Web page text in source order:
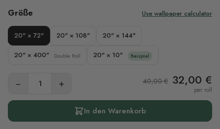
Größe Use wallpaper calculator
20" × 72" 20" × 108" 20" × 144"
20" × 400" Double Roll 20" × 10" Beispiel
− + 40,00 € 32,00 €
per roll
In den Warenkorb